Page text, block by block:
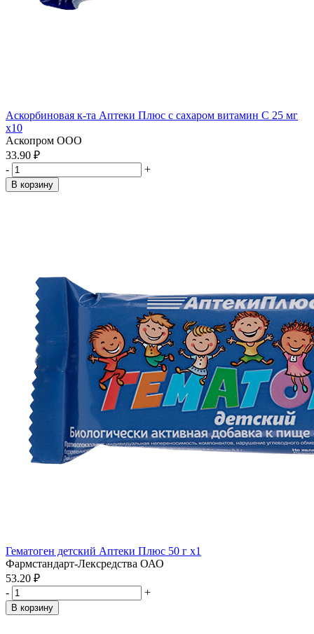
Аскорбиновая к-та Аптеки Плюс с сахаром витамин С 25 мг
x10
Аскопром ООО
33.90 ₽
-
+
В корзину
Гематоген детский Аптеки Плюс 50 г x1
Фармстандарт-Лексредства ОАО
53.20 ₽
-
+
В корзину